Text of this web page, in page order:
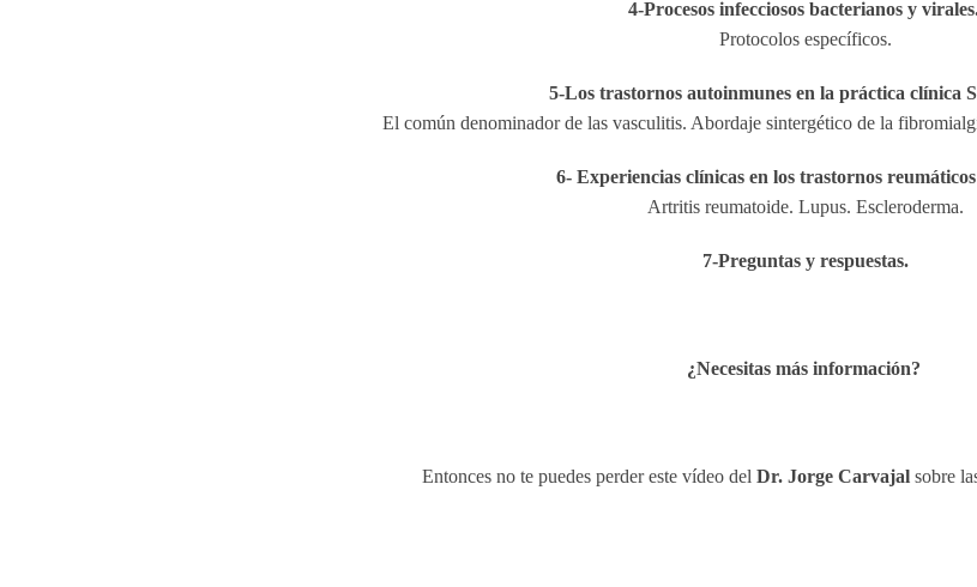
4-Procesos infecciosos bacterianos y
Protocolos específicos.
5-Los trastornos autoinmunes en la práctica clínica
El común denominador de las vasculitis. Abordaje sintergético de la
6- Experiencias clínicas en los trastornos
Artritis reumatoide. Lupus. Escleroderma.
7-Preguntas y respuestas.
¿Necesitas más información?
Entonces no te puedes perder este vídeo del Dr. Jorge Carvajal sobre